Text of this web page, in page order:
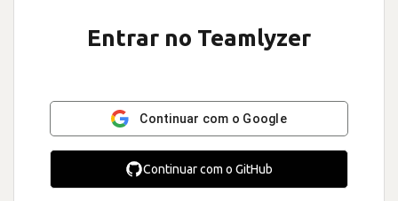
Entrar no Teamlyzer
Continuar com o Google
Continuar com o GitHub